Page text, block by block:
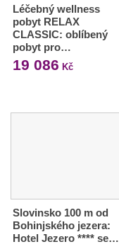
Léčebný wellness
pobyt RELAX
CLASSIC: oblíbený
pobyt pro…
19 086 Kč
Slovinsko 100 m od
Bohinjského jezera:
Hotel Jezero **** se…